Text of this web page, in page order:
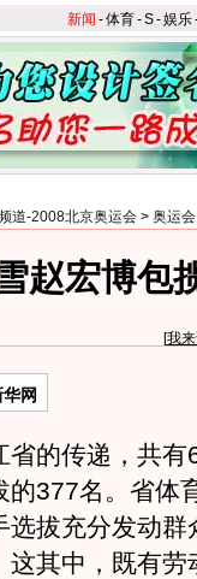
新闻 -体育-S-娱乐
道-2008北京奥运会 > 奥运
赵宏博包
[我
网
的传递，共有
377名。省体
拔充分发动群
其中，既有劳